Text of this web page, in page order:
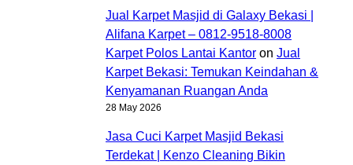
Jual Karpet Masjid di Galaxy Bekasi |
Alifana Karpet – 0812-9518-8008
Karpet Polos Lantai Kantor on Jual
Karpet Bekasi: Temukan Keindahan &
Kenyamanan Ruangan Anda
28 May 2026
Jasa Cuci Karpet Masjid Bekasi
Terdekat | Kenzo Cleaning Bikin